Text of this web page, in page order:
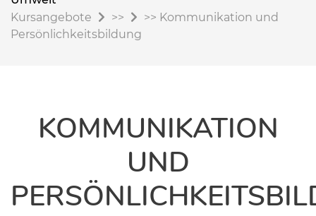
Kursangebote
>> >> Kommunikation und
Persönlichkeitsbildung
KOMMUNIKATION
UND